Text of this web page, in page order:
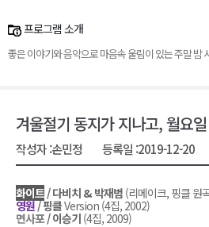
프로그램 소개
좋은 이야기와 음악으로 마음속 울림이 있는 주말 밤
겨울절기 동지가 지나고, 월요
작성자 :손민정 등록일 :2019-12-20
화이트 / 다비치 & 박재범 (리메이크, 핑클 원
영원/ 핑클Version (4집, 2002)
면사포/ 이승기 (4집, 2009)